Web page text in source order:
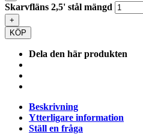
Skarvfläns 2,5' stål mängd
+
KÖP
Dela den här produkten
Beskrivning
Ytterligare information
Ställ en fråga